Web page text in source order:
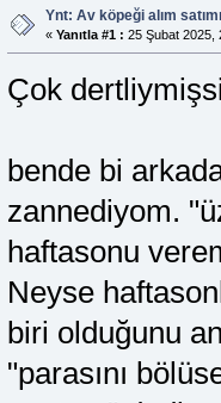
Ynt: Av köpeği alım
« Yanıtla #1 : 25 Şubat 2025,
Çok
bende bi
zannediyom.
haftasonu
Neyse
biri olduğunu
"parasını